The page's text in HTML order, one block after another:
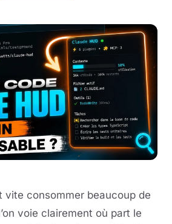
vite consommer beaucoup de
voie clairement où part le